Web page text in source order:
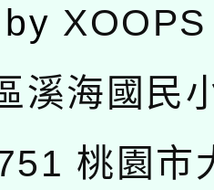
XOOPS
溪海國民
桃園市